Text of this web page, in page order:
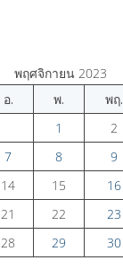
พฤศจิกายน 2023
อ. พ. พฤ.
1
2
7 8 9
14 15 16
21 22 23
28 29 30